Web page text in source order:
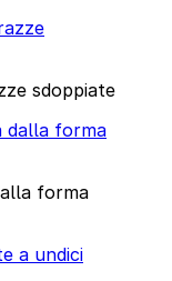
sdoppiate
forma